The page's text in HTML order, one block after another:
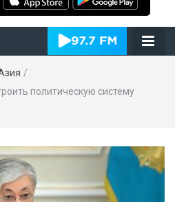
/
политическую систему